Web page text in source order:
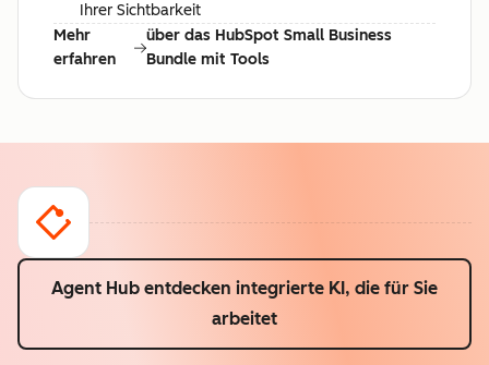
Ihrer Sichtbarkeit
Mehr
erfahren
über das HubSpot Small Business
Bundle mit Tools
Agent Hub entdecken integrierte KI, die für Sie
arbeitet